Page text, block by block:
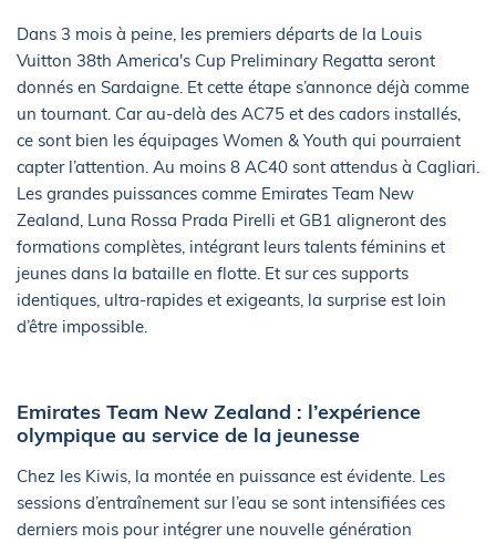
Dans 3 mois à peine, les premiers départs de la Louis
Vuitton 38th America's Cup Preliminary Regatta seront
donnés en Sardaigne. Et cette étape s’annonce déjà comme
un tournant. Car au-delà des AC75 et des cadors installés,
ce sont bien les équipages Women & Youth qui pourraient
capter l’attention. Au moins 8 AC40 sont attendus à Cagliari.
Les grandes puissances comme Emirates Team New
Zealand, Luna Rossa Prada Pirelli et GB1 aligneront des
formations complètes, intégrant leurs talents féminins et
jeunes dans la bataille en flotte. Et sur ces supports
identiques, ultra-rapides et exigeants, la surprise est loin
d’être impossible.
Emirates Team New Zealand : l’expérience
olympique au service de la jeunesse
Chez les Kiwis, la montée en puissance est évidente. Les
sessions d’entraînement sur l’eau se sont intensifiées ces
derniers mois pour intégrer une nouvelle génération